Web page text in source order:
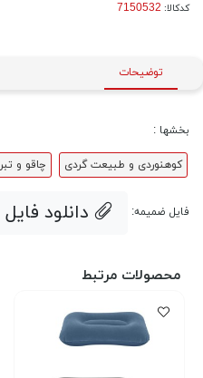
کدکالا:
توضیحات
بخشها :
کوهنوردی و طبیعت گردی چاقو و تبر
فایل ضمیمه: دانلود فایل
محصولات مرتبط